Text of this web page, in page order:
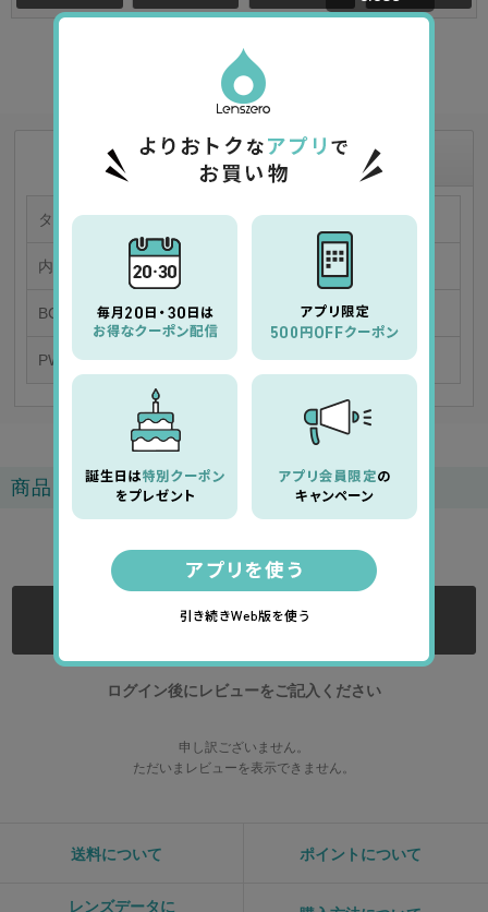
お気に入り商品に追加
商品情報
タイプ カラー 1日使い捨てコンタクトレンズ
内容量 「1箱30枚入り／片眼30日分」
BC/DIA 8.5/14.2
PWR 0.00～-9.00
商品の特徴
商品レビュー
ログインする
ログイン後にレビューをご記入ください
申し訳ございません。
ただいまレビューを表示できません。
送料について ポイントについて
レンズデータに